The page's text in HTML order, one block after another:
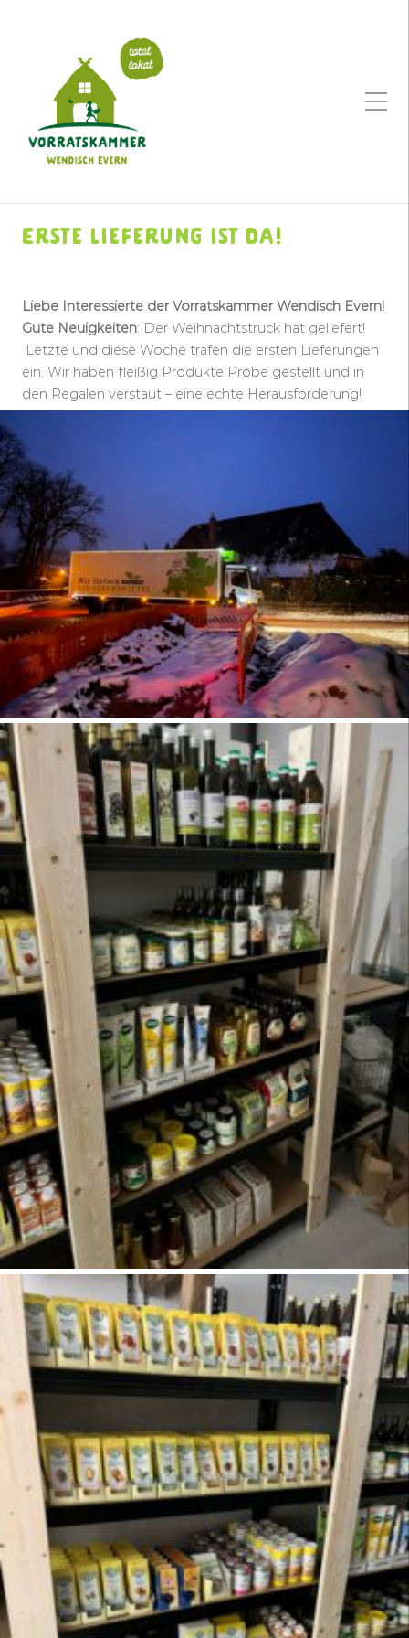
Erste Lieferung ist da!
Liebe Interessierte der Vorratskammer Wendisch Evern!
Gute Neuigkeiten: Der Weihnachtstruck hat geliefert!
Letzte und diese Woche trafen die ersten Lieferungen
ein. Wir haben fleißig Produkte Probe gestellt und in
den Regalen verstaut – eine echte Herausforderung!